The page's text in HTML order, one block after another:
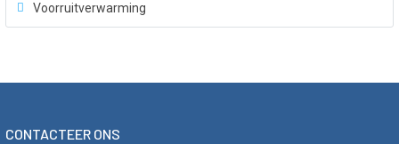
Voorruitverwarming
CONTACTEER ONS